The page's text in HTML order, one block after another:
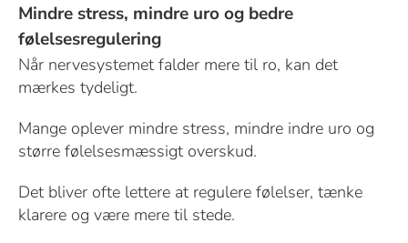
Mindre stress, mindre uro og bedre
følelsesregulering
Når nervesystemet falder mere til ro, kan det
mærkes tydeligt.
Mange oplever mindre stress, mindre indre uro og
større følelsesmæssigt overskud.
Det bliver ofte lettere at regulere følelser, tænke
klarere og være mere til stede.